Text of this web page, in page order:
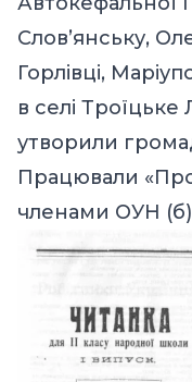
Слов’янську,
Горлівці,
в селі
утворили
Працювали
членами ОУН (б)